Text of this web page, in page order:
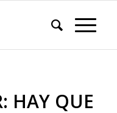
HAY QUE